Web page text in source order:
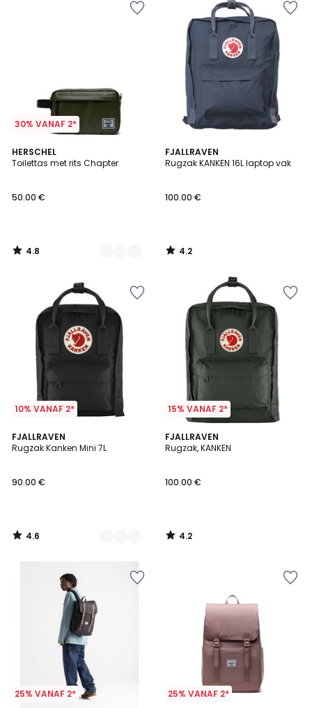
30% VANAF 2*
HERSCHEL
Toilettas met rits Chapter
50.00 €
4.8
/ 5
2
Kleuren
4.8
/
FJALLRAVEN
Rugzak KANKEN 16L laptop vak
100.00 €
4.2
/ 5
4.2
/
10% VANAF 2*
FJALLRAVEN
Rugzak Kanken Mini 7L
90.00 €
4.6
/ 5
4
Kleuren
4.6
/
15% VANAF 2*
FJALLRAVEN
Rugzak, KANKEN
100.00 €
4.2
/ 5
4.2
/
25% VANAF 2* 25% VANAF 2*